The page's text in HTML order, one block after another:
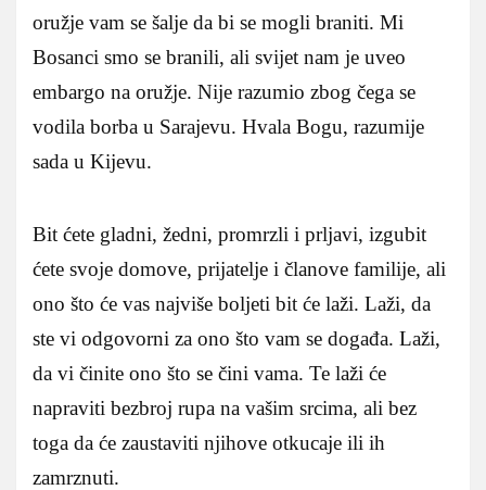
oružje vam se šalje da bi se mogli braniti. Mi
Bosanci smo se branili, ali svijet nam je uveo
embargo na oružje. Nije razumio zbog čega se
vodila borba u Sarajevu. Hvala Bogu, razumije
sada u Kijevu.
Bit ćete gladni, žedni, promrzli i prljavi, izgubit
ćete svoje domove, prijatelje i članove familije, ali
ono što će vas najviše boljeti bit će laži. Laži, da
ste vi odgovorni za ono što vam se događa. Laži,
da vi činite ono što se čini vama. Te laži će
napraviti bezbroj rupa na vašim srcima, ali bez
toga da će zaustaviti njihove otkucaje ili ih
zamrznuti.